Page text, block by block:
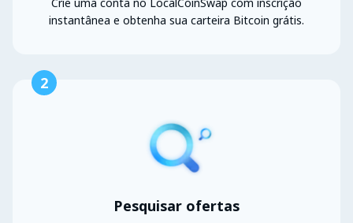
instantânea e obtenha sua carteira Bitcoin grátis.
2
Pesquisar ofertas